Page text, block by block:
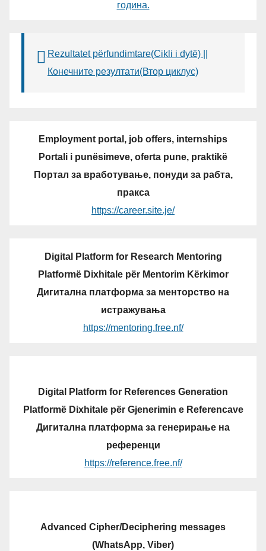
година.
Rezultatet përfundimtare(Cikli i dytë) ||
Конечните резултати(Втор циклус)
Employment portal, job offers, internships
Portali i punësimeve, oferta pune, praktikë
Портал за вработување, понуди за рабта,
пракса
https://career.site.je/
Digital Platform for Research Mentoring
Platformë Dixhitale për Mentorim Kërkimor
Дигитална платформа за менторство на
истражувања
https://mentoring.free.nf/
Digital Platform for References Generation
Platformë Dixhitale për Gjenerimin e Referencave
Дигитална платформа за генерирање на
референци
https://reference.free.nf/
Advanced Cipher/Deciphering messages
(WhatsApp, Viber)